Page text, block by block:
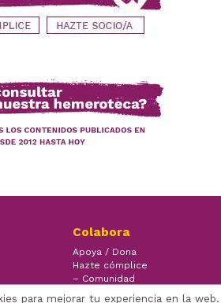
Colabora
Apoya / Dona
Hazte cómplice
– Comunidad
para mejorar tu experiencia en la web.